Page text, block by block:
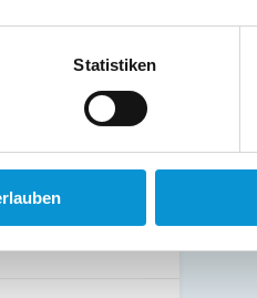
Statistiken
möglich